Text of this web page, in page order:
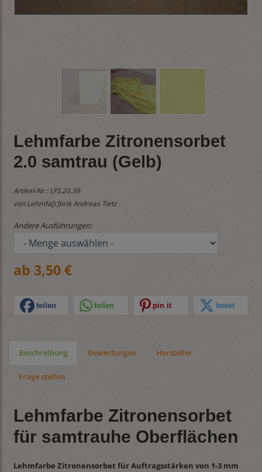
Lehmfarbe Zitronensorbet
2.0 samtrau (Gelb)
Artikel-Nr.:LFS.20.39
von Lehmfa[r]brik Andreas Tietz
Andere Ausführungen:
ab 3,50 €
teilen teilen pin it tweet
Beschreibung Bewertungen Hersteller
Frage stellen
Lehmfarbe Zitronensorbet
für samtrauhe Oberflächen
Lehmfarbe Zitronensorbet für Auftragsstärken von 1-3 mm